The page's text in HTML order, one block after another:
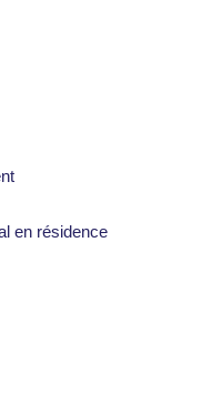
en résidence